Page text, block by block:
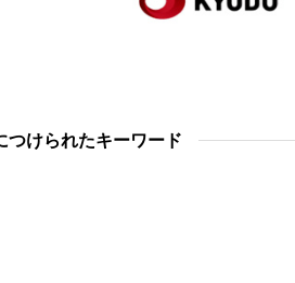
つけられたキーワード